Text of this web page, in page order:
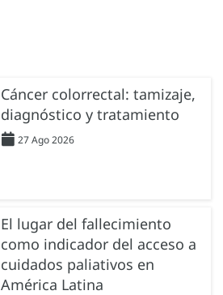
Cáncer colorrectal: tamizaje,
diagnóstico y tratamiento
27 Ago 2026
El lugar del fallecimiento
como indicador del acceso a
cuidados paliativos en
América Latina